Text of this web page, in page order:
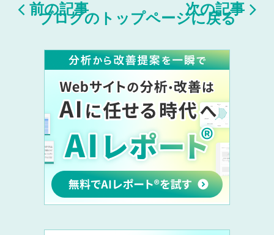
前の記事 次の記事
ブログのトップページに戻る